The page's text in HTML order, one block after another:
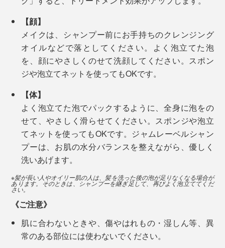
湯上り後の顔も体も、しっとり。タオルで拭いた後も、
肌がつっぱる感じは、まずありません。
今までのように、化粧水にオイル、クリームと、何重も
塗り重ねるような保湿ケアは、必要ないはずです。
1本で、頭から足まで全身洗えて、特別な保湿ケアもい
らない…… Jam Label で、体も気持ちもずっとラクに。
初めてJaｍLabelを使った日は、泡を流した後、肌に今
までにない「ぬめり」を感じて、「シャンプーが落とし
浴びてしまったのですが、実はこのぬめりこそ「うるお
い成分」だそう。
お風呂上がりにタオルで拭いて、しばらくすると、落ち
着いてきます。乾燥しやすい肘や膝もしっとり。ぜひ、
試してみてください。
【顔】
メイクは、シャンプー前にお手持ちのクレンジング
オイルなどで落としてください。よく泡立てた泡
を、顔にやさしくのせて洗顔してください。スポン
ジや泡立てネットを使ってもOKです。
【体】
よく泡立てた泡でパックするように、全身に泡をの
せて、やさしく滑らせてください。スポンジや泡立
てネットを使ってもOKです。ジャムレーベルシャン
プーは、お肌の水分バランスを整えながら、優しく
洗いあげます。
※髪が長い人やオイリー肌の人は、髪を洗った後の泡が足りなくなる場合が
あります。そのときは、シャンプーを継ぎ足して、再びよく泡立ててくだ
さい。
《ご注意》
肌に合わないときや、傷やはれもの・湿しん等、異
常のある部位には使わないでください。